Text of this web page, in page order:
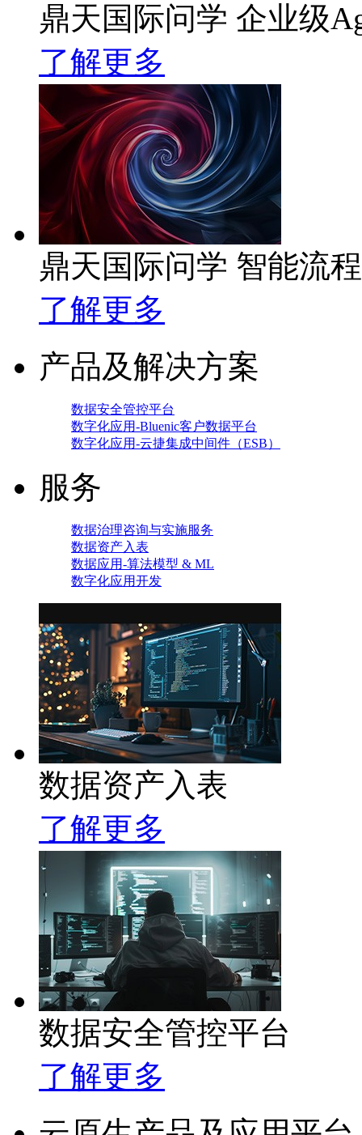
鼎天国际问学 企业级
了解更多
鼎天国际问学 智能流
了解更多
产品及解决方案
数据安全管控平台
数字化应用-Bluenic客户数据平台
数字化应用-云捷集成中间件（ESB）
服务
数据治理咨询与实施服务
数据资产入表
数据应用-算法模型 & ML
数字化应用开发
数据资产入表
了解更多
数据安全管控平台
了解更多